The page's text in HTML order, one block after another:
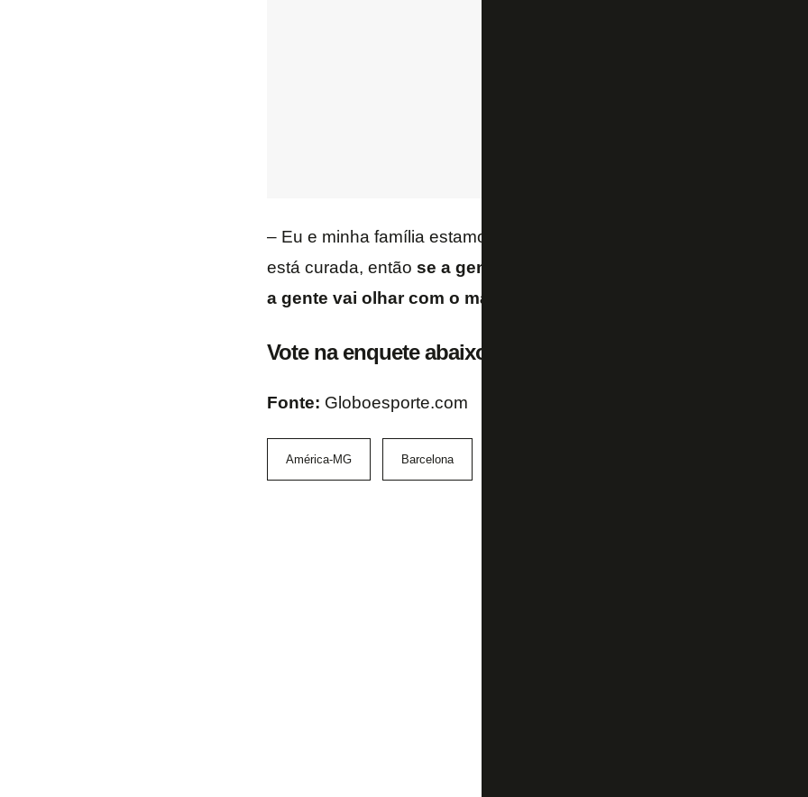
– Eu e minha família estamos dispostos a sair de Belo Horizonte
está curada, então se a gente tiver uma oportunidade, uma
a gente vai olhar com o maior carinho.
Vote na enquete abaixo:
Fonte: Globoesporte.com
América-MG Barcelona